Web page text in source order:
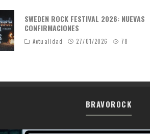
SWEDEN ROCK FESTIVAL 2026: NUEVAS
CONFIRMACIONES
Actualidad 27/01/2026 78
BRAVOROCK